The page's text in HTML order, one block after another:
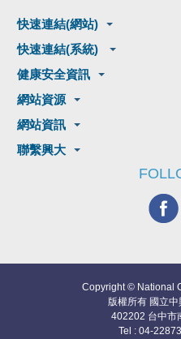
快速連結(網站)
快速連結(系統)
健康安全資訊
網站資源
網站資訊
聯繫興大
Copyright © National
版權所有 國立
402202 台中市
Tel : 04-